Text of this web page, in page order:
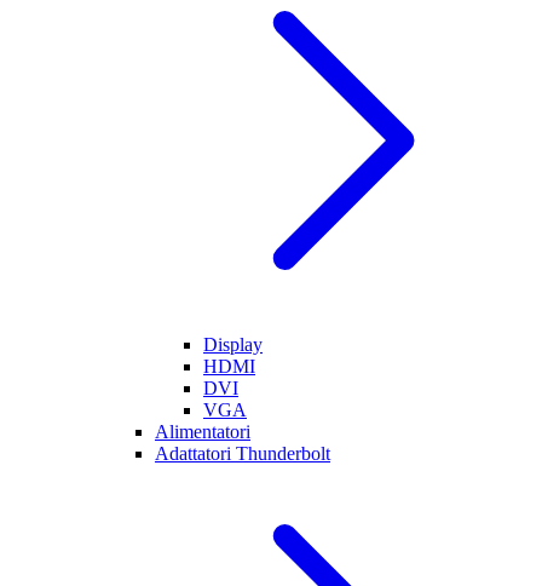
Display
HDMI
DVI
VGA
Alimentatori
Adattatori Thunderbolt